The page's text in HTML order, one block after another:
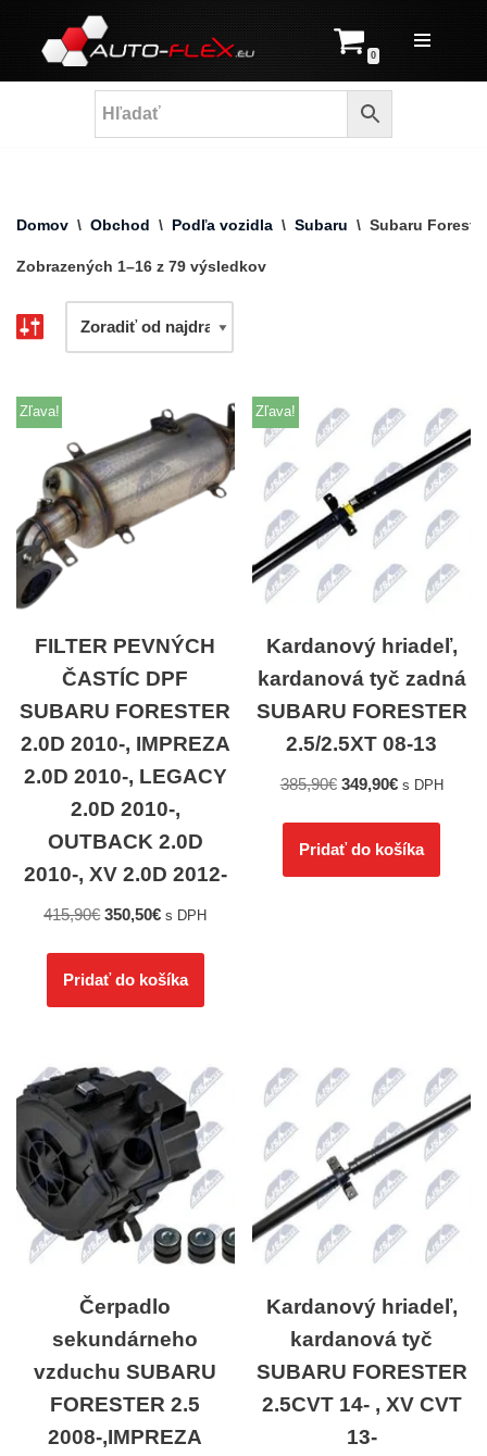
Prejsť
na
0
Domov \ Obchod \ Podľa vozidla \ Subaru \ Subaru
Zobrazených 1–16 z 79 výsledkov
Zľava!
FILTER PEVNÝCH
ČASTÍC DPF
SUBARU FORESTER
2.0D 2010-, IMPREZA
2.0D 2010-, LEGACY
2.0D 2010-,
OUTBACK 2.0D
2010-, XV 2.0D 2012-
415,90€ 350,50€ s DPH
Pridať do košíka
Zľava!
Kardanový hriadeľ,
kardanová tyč zadná
SUBARU FORESTER
2.5/2.5XT 08-13
385,90€ 349,90€ s DPH
Pridať do košíka
Čerpadlo
sekundárneho
vzduchu SUBARU
FORESTER 2.5
2008-,IMPREZA
Kardanový hriadeľ,
kardanová tyč
SUBARU FORESTER
2.5CVT 14- , XV CVT
13-